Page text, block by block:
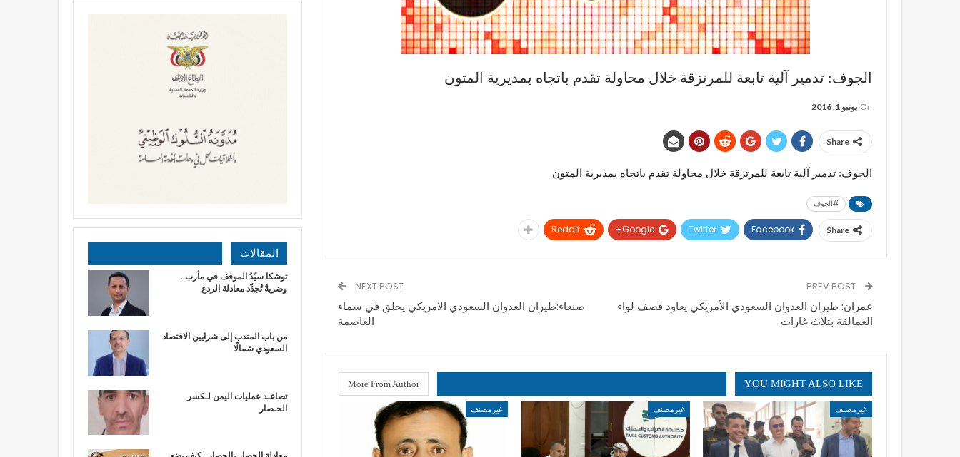
الجوف: تدمير آلية تابعة للمرتزقة خلال محاولة تقدم باتجاه بمديرية المتون
On يونيو 1, 2016
Share
الجوف: تدمير آلية تابعة للمرتزقة خلال محاولة تقدم باتجاه بمديرية المتون
#الجوف
Share
Facebook
Twitter
Google+
ReddIt
عمران: طيران العدوان السعودي الأمريكي يعاود قصف لواء
العمالقة بثلاث غارات
NEXT POST
صنعاء:طيران العدوان السعودي الامريكي يحلق في سماء
العاصمة
YOU MIGHT ALSO LIKE
More From Author
غيرمصنف غيرمصنف غيرمصنف
المقالات
توشكا سيّدُ الموقف في مأرب..
وضربةٌ تُجدِّد معادلةَ الردع
من باب المندب إلى شرايين الاقتصاد
السعودي شمالًا
تصاعـد عمليات اليمن لـكسر
الحـصار